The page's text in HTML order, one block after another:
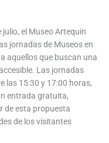
julio, el Museo Artequin
jornadas de Museos en
aquellos que buscan una
Las jornadas
las 15:30 y 17:00 horas,
entrada gratuita,
de esta propuesta
de los visitantes